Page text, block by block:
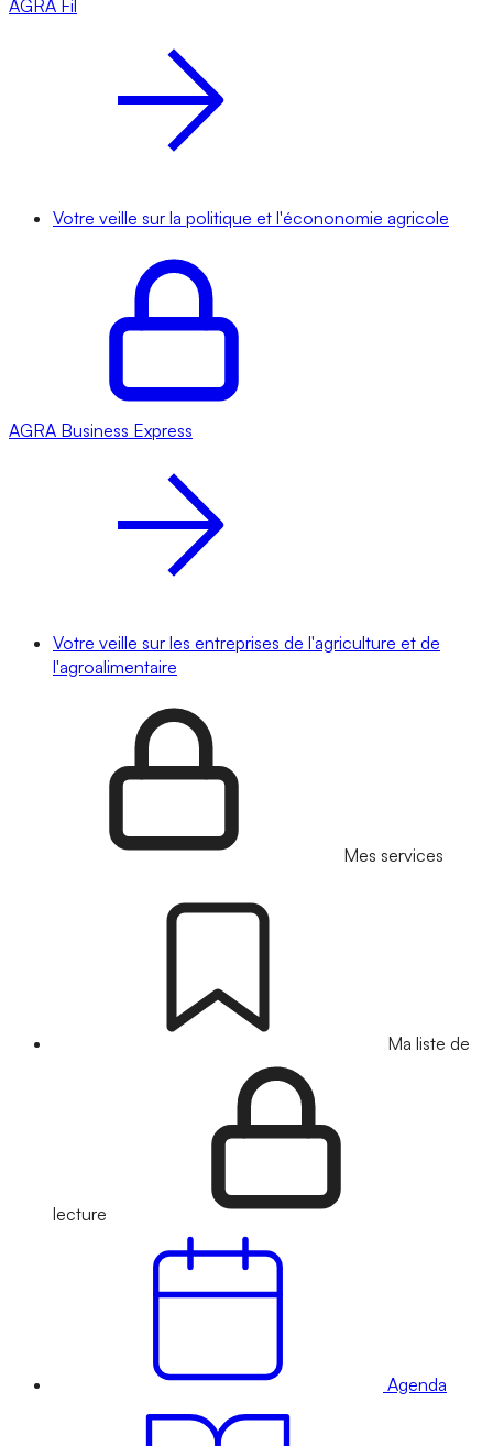
AGRA Fil
Votre veille sur la politique et l'écononomie agricole
AGRA Business Express
Votre veille sur les entreprises de l'agriculture et de
l'agroalimentaire
Mes services
Ma liste de
lecture
Agenda